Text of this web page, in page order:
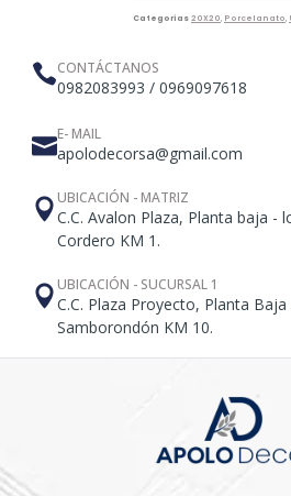
Categorías 20X20, Porcelanato,
CONTÁCTANOS
0982083993 / 0969097618
E- MAIL
apolodecorsa@gmail.com
UBICACIÓN - MATRIZ
C.C. Avalon Plaza, Planta baja -
Cordero KM 1.
UBICACIÓN - SUCURSAL 1
C.C. Plaza Proyecto, Planta Baja
Samborondón KM 10.